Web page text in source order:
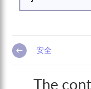
← 安全
The